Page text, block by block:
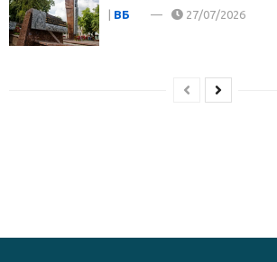
ВБ 27/07/2026